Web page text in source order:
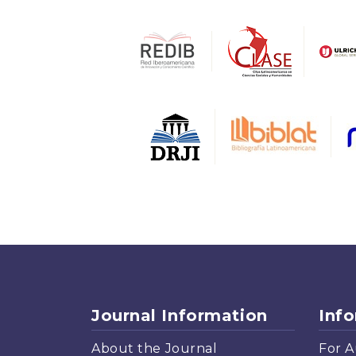
Journal Information
About the Journal For